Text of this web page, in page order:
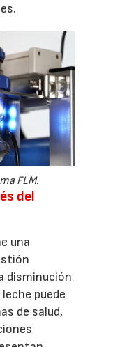
FLM.
del
una
disminución
puede
de salud,